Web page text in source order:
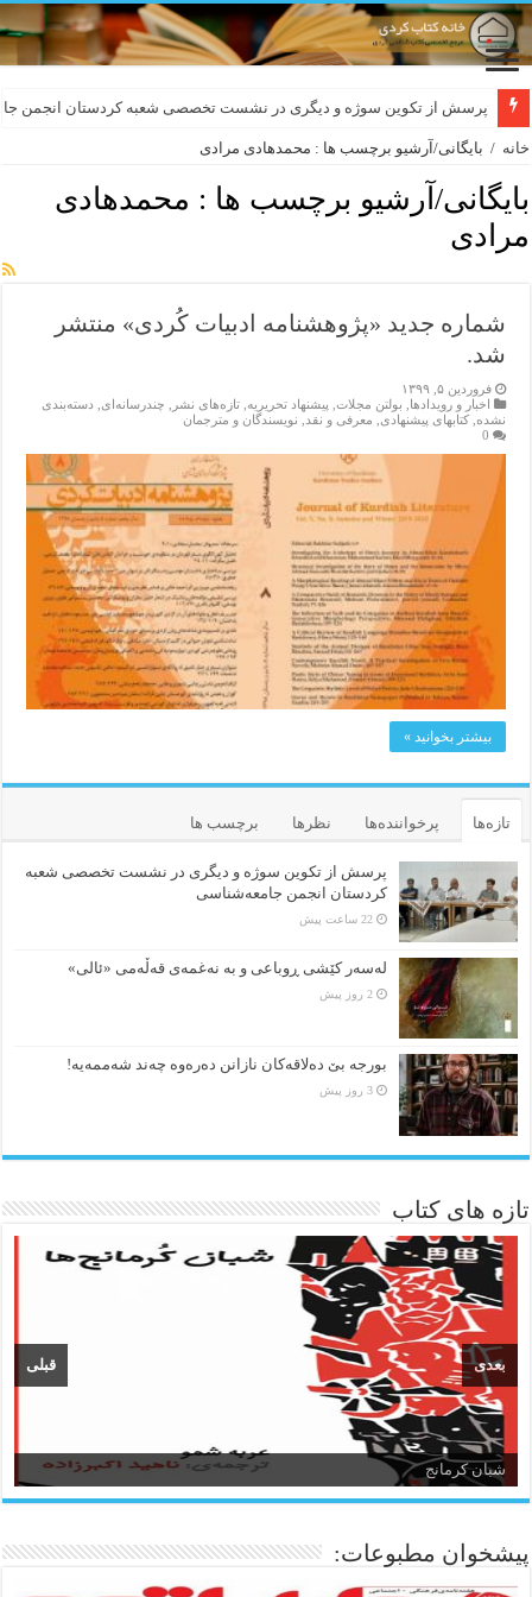
پرسش از تکوین سوژه و دیگری در نشست تخصصی شعبه کردستان انجمن
خانه / بایگانی/آرشیو برچسب ها : محمدهادی مرادی
بایگانی/آرشیو برچسب ها : محمدهادی
مرادی
شماره جدید «پژوهشنامە ادبیات كُردی» منتشر
شد.
فروردین ۵, ۱۳۹۹
اخبار و رویدادها
بولتن مجلات پیشنهاد تحریریه ,تازەهای نشر چندرسانه‌ای
دسته‌بندی
نشده ,کتابهای پیشنهادی معرفی و نقد
نویسندگان و مترجمان
0
بیشتر بخوانید »
تازه‌ها پرخواننده‌ها نظرها برچسب ها
پرسش از تکوین سوژه و دیگری در نشست تخصصی شعبه
کردستان انجمن جامعه‌شناسی
22 ساعت پیش
لەسەر کێشی ڕوباعی و به نەغمەی قەڵەمی «ئالی»
2 روز پیش
بورجە بێ دەلاقەکان نازانن دەرەوە چەند شەممەیە!
3 روز پیش
تازه های کتاب
شبان کرمانج
زبان و ادبیات کردی
قبلی بعدی
پیشخوان مطبوعات: